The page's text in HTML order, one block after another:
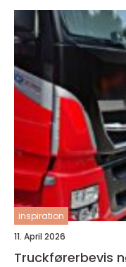
inspiration
11. April 2026
Truckførerbevis nøkkelen til trygg og effektiv